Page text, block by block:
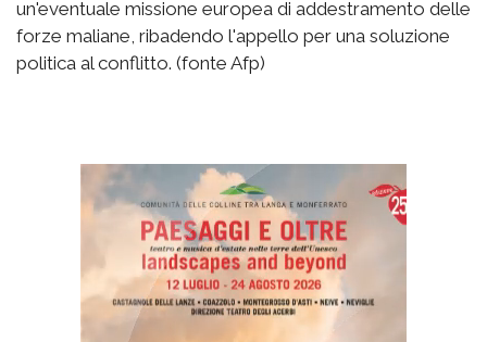
un'eventuale missione europea di addestramento delle
forze maliane, ribadendo l'appello per una soluzione
politica al conflitto. (fonte Afp)